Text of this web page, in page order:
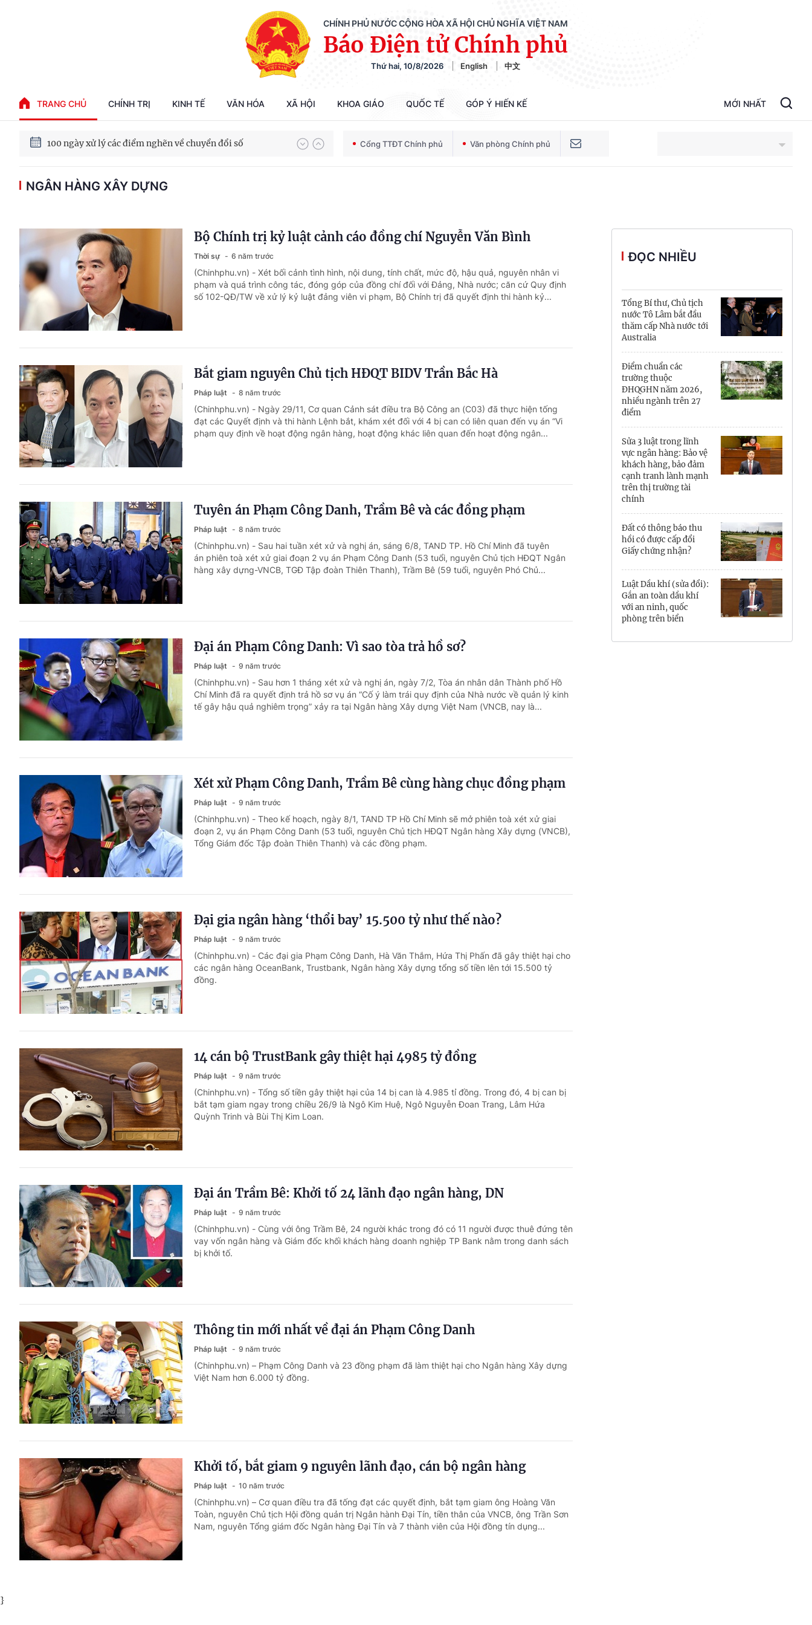
CHÍNH PHỦ NƯỚC CỘNG HÒA XÃ HỘI CHỦ NGHĨA VIỆT NAM
Báo Điện tử Chính phủ
Thứ hai, 10/8/2026 English 中文
TRANG CHỦ CHÍNH TRỊ KINH TẾ VĂN HÓA XÃ HỘI KHOA GIÁO QUỐC TẾ GÓP Ý HIẾN KẾ MỚI NHẤT
Chiến dịch 500 ngày đêm tìm kiếm, quy tập và xác định danh tính hài cốt liệt sĩ
100 ngày xử lý các điểm nghẽn về chuyển đổi số
Phát triển nhà ở cho thuê - Trụ cột chiến lược, lâu dài
Chiến dịch 500 ngày đêm tìm kiếm, quy tập và xác định danh tính hài cốt liệt sĩ
Cổng TTĐT Chính phủ Văn phòng Chính phủ
Cần Thơ
Điện Biên
Đắk Lắk
Đồng Nai
Đồng Tháp
Gia Lai
Hà Nội
Hà Tĩnh
Hưng Yên
Hải Phòng
Khánh Hòa
NGÂN HÀNG XÂY DỰNG
Bộ Chính trị kỷ luật cảnh cáo đồng chí Nguyễn Văn Bình
Thời sự 6 năm trước
(Chinhphu.vn) - Xét bối cảnh tình hình, nội dung, tính chất, mức độ, hậu quả, nguyên nhân vi
phạm và quá trình công tác, đóng góp của đồng chí đối với Đảng, Nhà nước; căn cứ Quy định
số 102-QĐ/TW về xử lý kỷ luật đảng viên vi phạm, Bộ Chính trị đã quyết định thi hành kỷ...
Bắt giam nguyên Chủ tịch HĐQT BIDV Trần Bắc Hà
Pháp luật 8 năm trước
(Chinhphu.vn) - Ngày 29/11, Cơ quan Cảnh sát điều tra Bộ Công an (C03) đã thực hiện tống
đạt các Quyết định và thi hành Lệnh bắt, khám xét đối với 4 bị can có liên quan đến vụ án “Vi
phạm quy định về hoạt động ngân hàng, hoạt động khác liên quan đến hoạt động ngân...
Tuyên án Phạm Công Danh, Trầm Bê và các đồng phạm
Pháp luật 8 năm trước
(Chinhphu.vn) - Sau hai tuần xét xử và nghị án, sáng 6/8, TAND TP. Hồ Chí Minh đã tuyên
án phiên toà xét xử giai đoạn 2 vụ án Phạm Công Danh (53 tuổi, nguyên Chủ tịch HĐQT Ngân
hàng xây dựng-VNCB, TGĐ Tập đoàn Thiên Thanh), Trầm Bê (59 tuổi, nguyên Phó Chủ...
Đại án Phạm Công Danh: Vì sao tòa trả hồ sơ?
Pháp luật 9 năm trước
(Chinhphu.vn) - Sau hơn 1 tháng xét xử và nghị án, ngày 7/2, Tòa án nhân dân Thành phố Hồ
Chí Minh đã ra quyết định trả hồ sơ vụ án “Cố ý làm trái quy định của Nhà nước về quản lý kinh
tế gây hậu quả nghiêm trọng” xảy ra tại Ngân hàng Xây dựng Việt Nam (VNCB, nay là...
Xét xử Phạm Công Danh, Trầm Bê cùng hàng chục đồng phạm
Pháp luật 9 năm trước
(Chinhphu.vn) - Theo kế hoạch, ngày 8/1, TAND TP Hồ Chí Minh sẽ mở phiên toà xét xử giai
đoạn 2, vụ án Phạm Công Danh (53 tuổi, nguyên Chủ tịch HĐQT Ngân hàng Xây dựng (VNCB),
Tổng Giám đốc Tập đoàn Thiên Thanh) và các đồng phạm.
Đại gia ngân hàng ‘thổi bay’ 15.500 tỷ như thế nào?
Pháp luật 9 năm trước
(Chinhphu.vn) - Các đại gia Phạm Công Danh, Hà Văn Thắm, Hứa Thị Phấn đã gây thiệt hại cho
các ngân hàng OceanBank, Trustbank, Ngân hàng Xây dựng tổng số tiền lên tới 15.500 tỷ
đồng.
14 cán bộ TrustBank gây thiệt hại 4985 tỷ đồng
Pháp luật 9 năm trước
(Chinhphu.vn) - Tổng số tiền gây thiệt hại của 14 bị can là 4.985 tỉ đồng. Trong đó, 4 bị can bị
bắt tạm giam ngay trong chiều 26/9 là Ngô Kim Huệ, Ngô Nguyễn Đoan Trang, Lâm Hứa
Quỳnh Trinh và Bùi Thị Kim Loan.
Đại án Trầm Bê: Khởi tố 24 lãnh đạo ngân hàng, DN
Pháp luật 9 năm trước
(Chinhphu.vn) - Cùng với ông Trầm Bê, 24 người khác trong đó có 11 người được thuê đứng tên
vay vốn ngân hàng và Giám đốc khối khách hàng doanh nghiệp TP Bank nằm trong danh sách
bị khởi tố.
Thông tin mới nhất về đại án Phạm Công Danh
Pháp luật 9 năm trước
(Chinhphu.vn) – Phạm Công Danh và 23 đồng phạm đã làm thiệt hại cho Ngân hàng Xây dựng
Việt Nam hơn 6.000 tỷ đồng.
Khởi tố, bắt giam 9 nguyên lãnh đạo, cán bộ ngân hàng
Pháp luật 10 năm trước
(Chinhphu.vn) – Cơ quan điều tra đã tống đạt các quyết định, bắt tạm giam ông Hoàng Văn
Toàn, nguyên Chủ tịch Hội đồng quản trị Ngân hành Đại Tín, tiền thân của VNCB, ông Trần Sơn
Nam, nguyên Tổng giám đốc Ngân hàng Đại Tín và 7 thành viên của Hội đồng tín dụng...
ĐỌC NHIỀU
Tổng Bí thư, Chủ tịch
nước Tô Lâm bắt đầu
thăm cấp Nhà nước tới
Australia
Điểm chuẩn các
trường thuộc
ĐHQGHN năm 2026,
nhiều ngành trên 27
điểm
Sửa 3 luật trong lĩnh
vực ngân hàng: Bảo vệ
khách hàng, bảo đảm
cạnh tranh lành mạnh
trên thị trường tài
chính
Đất có thông báo thu
hồi có được cấp đổi
Giấy chứng nhận?
Luật Dầu khí (sửa đổi):
Gắn an toàn dầu khí
với an ninh, quốc
phòng trên biển
}